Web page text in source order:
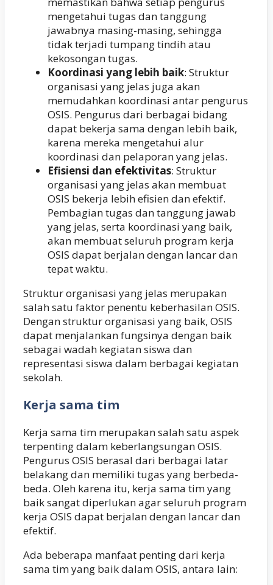
mengetahui tugas dan tanggung
jawabnya masing-masing, sehingga
tidak terjadi tumpang tindih atau
kekosongan tugas.
Koordinasi yang lebih baik: Struktur
organisasi yang jelas juga akan
memudahkan koordinasi antar pengurus
OSIS. Pengurus dari berbagai bidang
dapat bekerja sama dengan lebih baik,
karena mereka mengetahui alur
koordinasi dan pelaporan yang jelas.
Efisiensi dan efektivitas: Struktur
organisasi yang jelas akan membuat
OSIS bekerja lebih efisien dan efektif.
Pembagian tugas dan tanggung jawab
yang jelas, serta koordinasi yang baik,
akan membuat seluruh program kerja
OSIS dapat berjalan dengan lancar dan
tepat waktu.
Struktur organisasi yang jelas merupakan
salah satu faktor penentu keberhasilan OSIS.
Dengan struktur organisasi yang baik, OSIS
dapat menjalankan fungsinya dengan baik
sebagai wadah kegiatan siswa dan
representasi siswa dalam berbagai kegiatan
sekolah.
Kerja sama tim
Kerja sama tim merupakan salah satu aspek
terpenting dalam keberlangsungan OSIS.
Pengurus OSIS berasal dari berbagai latar
belakang dan memiliki tugas yang berbeda-
beda. Oleh karena itu, kerja sama tim yang
baik sangat diperlukan agar seluruh program
kerja OSIS dapat berjalan dengan lancar dan
efektif.
Ada beberapa manfaat penting dari kerja
sama tim yang baik dalam OSIS, antara lain: